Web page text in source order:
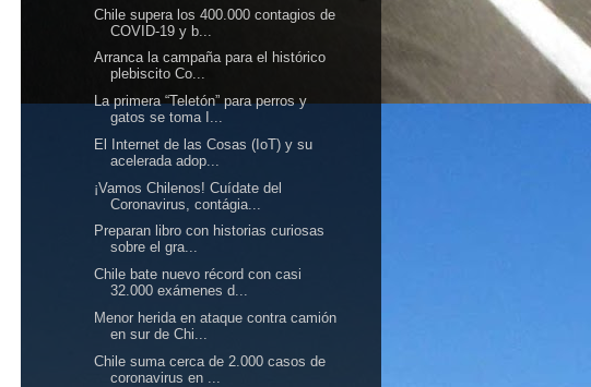
Chile supera los 400.000 contagios de
COVID-19 y b...
Arranca la campaña para el histórico
plebiscito Co...
La primera “Teletón” para perros y
gatos se toma I...
El Internet de las Cosas (IoT) y su
acelerada adop...
¡Vamos Chilenos! Cuídate del
Coronavirus, contágia...
Preparan libro con historias curiosas
sobre el gra...
Chile bate nuevo récord con casi
32.000 exámenes d...
Menor herida en ataque contra camión
en sur de Chi...
Chile suma cerca de 2.000 casos de
coronavirus en ...